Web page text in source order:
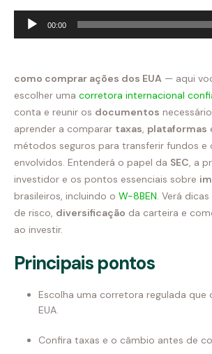
Tocador
00:00
como comprar ações dos EUA — aqui
escolher uma corretora internacional
conta e reunir os documentos
aprender a comparar taxas, plataformas
métodos seguros para transferir fundos e
envolvidos. Entenderá o papel da SEC, a
investidor e os pontos essenciais sobre
brasileiros, incluindo o W-8BEN. Verá
de risco, diversificação da carteira e
ao investir.
Principais pontos
Escolha uma corretora regulada que
EUA.
Confira taxas e o câmbio antes de